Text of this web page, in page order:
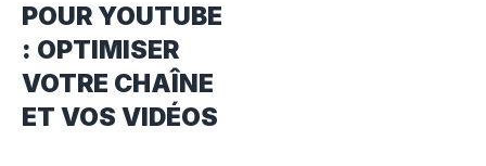
POUR YOUTUBE
: OPTIMISER
VOTRE CHAÎNE
ET VOS VIDÉOS